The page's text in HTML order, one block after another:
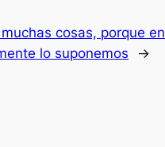
cosas, porque en
lo suponemos
→